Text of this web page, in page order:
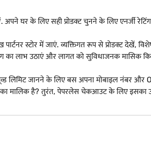
अपने घर के लिए सही प्रोडक्ट चुनने के लिए एनर्जी
स्टोर में जाएं. व्यक्तिगत रूप से प्रोडक्ट देखें,
उठाएं और लागत को सुविधाजनक मासिक
लिमिट जानने के लिए बस अपना मोबाइल नंबर और
मालिक है? तुरंत, पेपरलेस चेकआउट के लिए इसका